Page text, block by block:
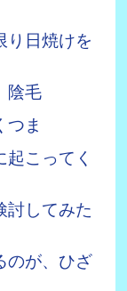
り日焼けを
陰毛
つま
こってく
討してみた
のが、ひざ